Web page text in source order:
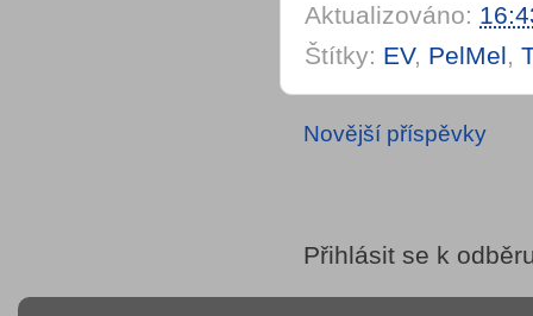
Aktualizováno:
Štítky: EV, PelMel,
Novější příspěvky
Přihlásit se k